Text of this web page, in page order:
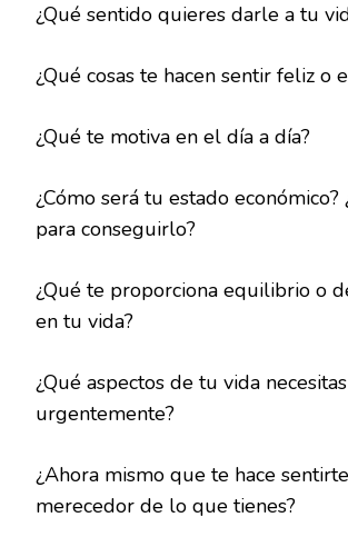
¿Qué sentido quieres darle a tu
¿Qué cosas te hacen sentir feliz o
¿Qué te motiva en el día a día?
¿Cómo será tu estado económico?
para conseguirlo?
¿Qué te proporciona equilibrio o
en tu vida?
¿Qué aspectos de tu vida
urgentemente?
¿Ahora mismo que te hace
merecedor de lo que tienes?